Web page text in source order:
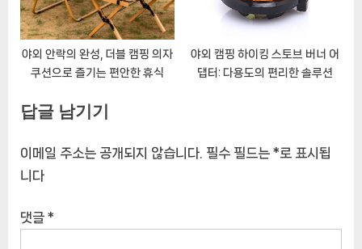
야외 안락의 완성, 더블 캠핑 의자
쿠션으로 즐기는 편안한 휴식
야외 캠핑 하이킹 스토브 버너 어
댑터: 다용도의 편리한 솔루션
답글 남기기
이메일 주소는 공개되지 않습니다. 필수 필드는 *로 표시됩
니다
댓글 *